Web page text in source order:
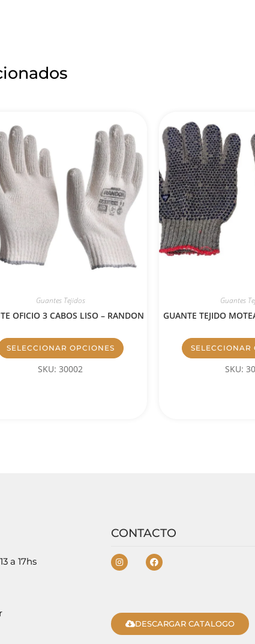
Guantes Tejidos
OFICIO 3 CABOS LISO – RANDON
SELECCIONAR OPCIONES
SKU: 30002
Guantes
GUANTE TEJIDO
SELECCIONAR
SKU:
a 17hs
CONTACTO
DESCARGAR CATALOGO